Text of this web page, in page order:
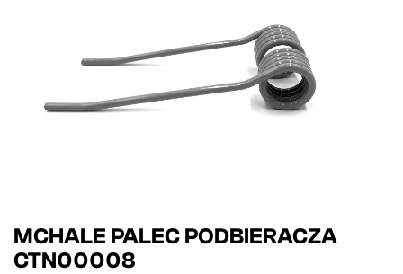
MCHALE PALEC PODBIERACZA
CTN00008